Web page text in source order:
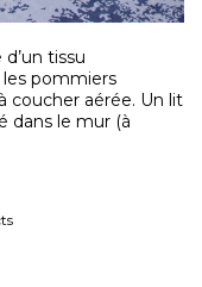
tissu
pommiers
coucher aérée. Un lit
dans le mur (à